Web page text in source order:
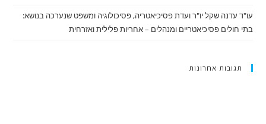
עו"ד עדנה שקל יו"ר ועדת פסיכיאטריה, פסיכולוגיה ומשפט שנערכה בנושא:
בתי חולים פסיכיאטריים ומנהלים – אחריות פלילית ואזרחית
תגובות אחרונות